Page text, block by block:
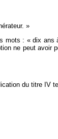
»
mots : « dix
ne peut avoir
du titre IV